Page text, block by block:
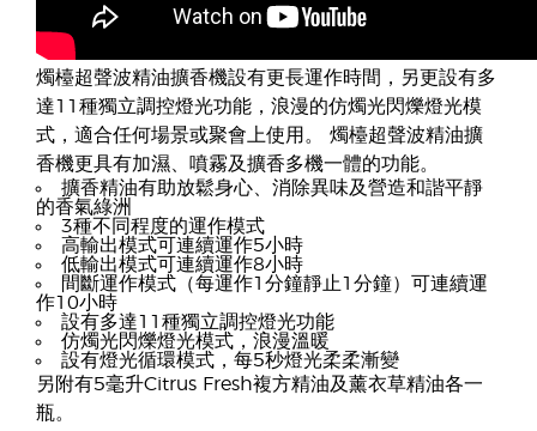
燭檯超聲波精油擴香機設有更長運作時間，另更設有多
達11種獨立調控燈光功能，浪漫的仿燭光閃爍燈光模
式，適合任何場景或聚會上使用。 燭檯超聲波精油擴
香機更具有加濕、噴霧及擴香多機一體的功能。
擴香精油有助放鬆身心、消除異味及營造和諧平靜
的香氣綠洲
3種不同程度的運作模式
高輸出模式可連續運作5小時
低輸出模式可連續運作8小時
間斷運作模式（每運作1分鐘靜止1分鐘）可連續運
作10小時
設有多達11種獨立調控燈光功能
仿燭光閃爍燈光模式，浪漫溫暖
設有燈光循環模式，每5秒燈光柔柔漸變
另附有5毫升Citrus Fresh複方精油及薰衣草精油各一
瓶。